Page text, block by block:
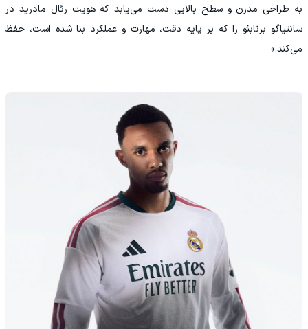
به طراحی مدرن و سطح بالایی دست می‌یابد که هویت رئال مادرید در
سانتیاگو برنابئو را که بر پایه دقت، مهارت و عملکرد بنا شده است، حفظ
می‌کند.»